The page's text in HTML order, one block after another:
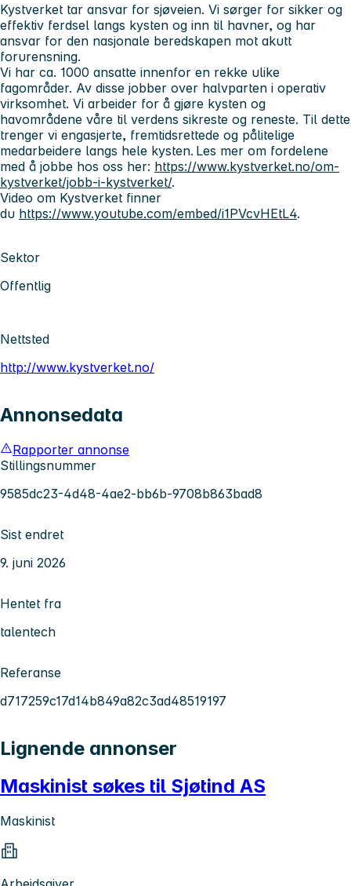
Kystverket tar ansvar for sjøveien. Vi sørger for sikker og
effektiv ferdsel langs kysten og inn til havner, og har
ansvar for den nasjonale beredskapen mot akutt
forurensning.
Vi har ca. 1000 ansatte innenfor en rekke ulike
fagområder. Av disse jobber over halvparten i operativ
virksomhet. Vi arbeider for å gjøre kysten og
havområdene våre til verdens sikreste og reneste. Til dette
trenger vi engasjerte, fremtidsrettede og pålitelige
medarbeidere langs hele kysten. Les mer om fordelene
med å jobbe hos oss her: https://www.kystverket.no/om-
kystverket/jobb-i-kystverket/.
Video om Kystverket finner
du https://www.youtube.com/embed/i1PVcvHEtL4.
Sektor
Offentlig
Nettsted
http://www.kystverket.no/
Annonsedata
Rapporter annonse
Stillingsnummer
9585dc23-4d48-4ae2-bb6b-9708b863bad8
Sist endret
9. juni 2026
Hentet fra
talentech
Referanse
d717259c17d14b849a82c3ad48519197
Lignende annonser
Maskinist søkes til Sjøtind AS
Maskinist